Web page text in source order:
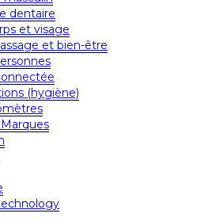
dentaire
et visage
et bien-être
(hygiène)